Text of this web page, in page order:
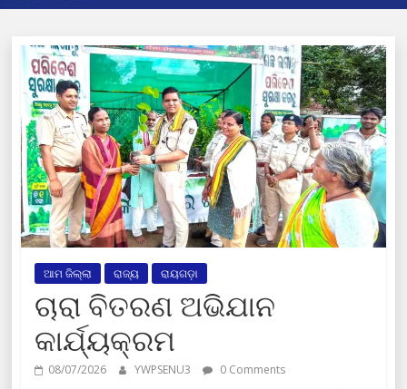
ଆମ ଜିଲ୍ଲା ରାଜ୍ୟ ରାୟଗଡ଼ା
ଚାରା ବିତରଣ ଅଭିଯାନ
କାର୍ଯ୍ୟକ୍ରମ
08/07/2026 YWPSENU3 0 Comments